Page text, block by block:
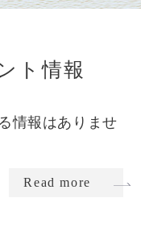
ト情報
情報はありませ
Read more